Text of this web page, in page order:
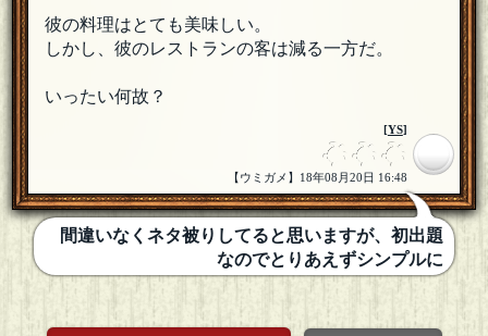
彼の料理はとても美味しい。
しかし、彼のレストランの客は減る一方だ。
いったい何故？
[YS]
【ウミガメ】18年08月20日 16:48
間違いなくネタ被りしてると思いますが、初出題
なのでとりあえずシンプルに